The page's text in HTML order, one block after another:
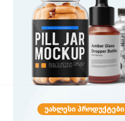
უახლესი პროდუქტები